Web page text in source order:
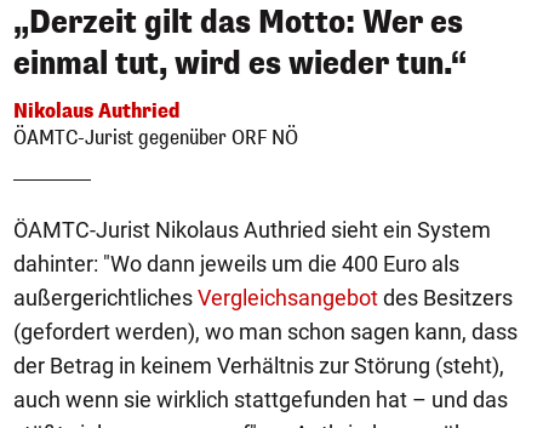
„Derzeit gilt das Motto: Wer es
einmal tut, wird es wieder tun.“
Nikolaus Authried
ÖAMTC-Jurist gegenüber ORF NÖ
ÖAMTC-Jurist Nikolaus Authried sieht ein System
dahinter: "Wo dann jeweils um die 400 Euro als
außergerichtlichesVergleichsangebotdes Besitzers
(gefordert werden), wo man schon sagen kann, dass
der Betrag in keinem Verhältnis zur Störung (steht),
auch wenn sie wirklich stattgefunden hat – und das